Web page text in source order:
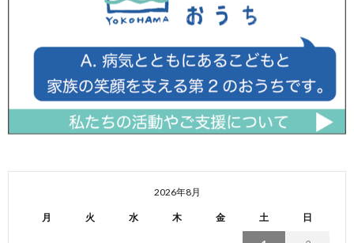
2026年8月
月 火 水 木 金 土 日